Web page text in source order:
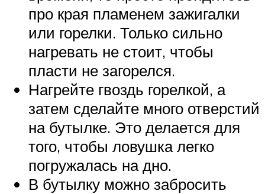
про края пламенем зажигалки
или горелки. Только сильно
нагревать не стоит, чтобы
пласти не загорелся.
Нагрейте гвоздь горелкой, а
затем сделайте много отверстий
на бутылке. Это делается для
того, чтобы ловушка легко
погружалась на дно.
В бутылку можно забросить